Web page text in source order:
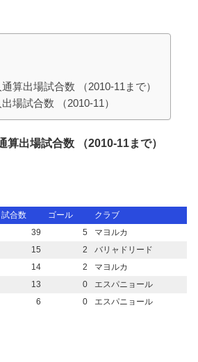
算出場試合数 （2010-11まで）
場試合数 （2010-11）
算出場試合数 （2010-11まで）
試合数 ゴール
クラブ
39 5
マヨルカ
15 2
バリャドリード
14 2
マヨルカ
13 0
エスパニョール
6 0 エスパニョール